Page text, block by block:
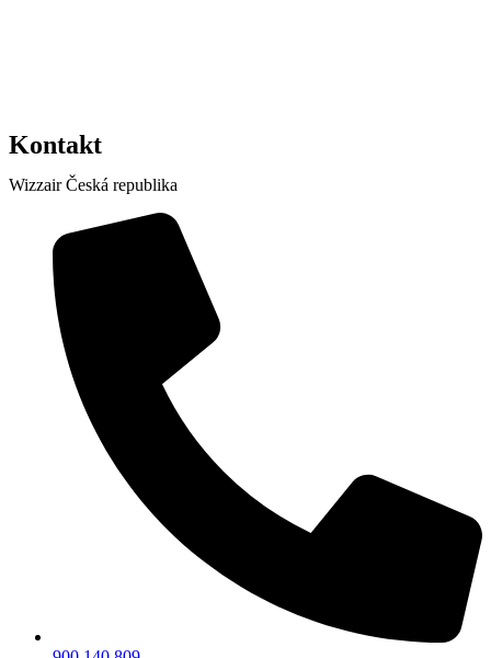
Kontakt
Wizzair Česká republika